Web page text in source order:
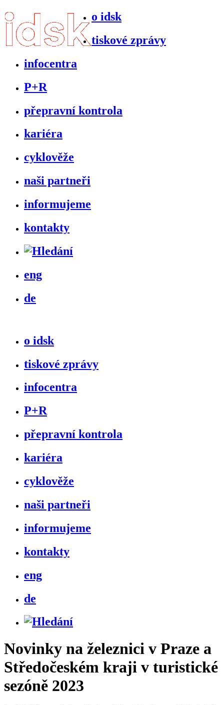
o idsk
tiskové zprávy
infocentra
P+R
přepravní kontrola
kariéra
cyklověže
naši partneři
informujeme
kontakty
eng
de
o idsk
tiskové zprávy
infocentra
P+R
přepravní kontrola
kariéra
cyklověže
naši partneři
informujeme
kontakty
eng
de
Novinky na železnici v Praze a
Středočeském kraji v turistické
sezóně 2023